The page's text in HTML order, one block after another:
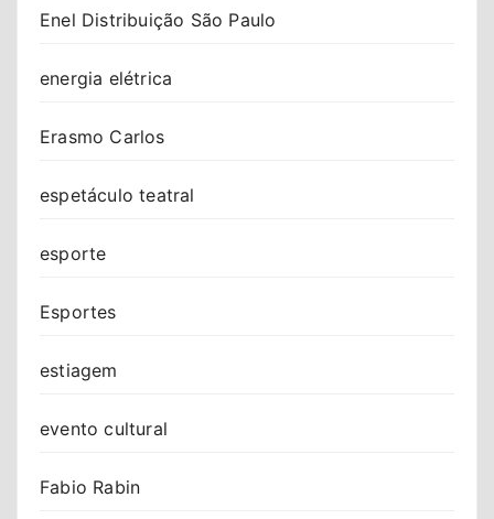
Enel Distribuição São Paulo
energia elétrica
Erasmo Carlos
espetáculo teatral
esporte
Esportes
estiagem
evento cultural
Fabio Rabin